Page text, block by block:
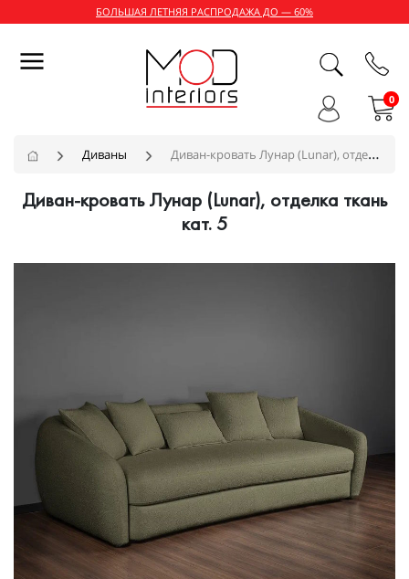
БОЛЬШАЯ ЛЕТНЯЯ РАСПРОДАЖА ДО — 60%
0
Диваны Диван-кровать Лунар (Lunar), отделка ткань кат. 5
Диван-кровать Лунар (Lunar), отделка ткань
кат. 5